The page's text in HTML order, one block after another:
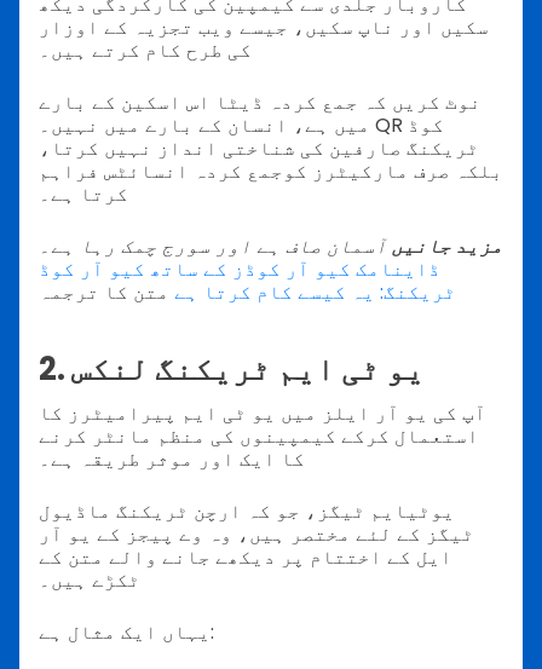
سکیں اور ناپ سکیں، جیسے ویب تجزیہ کے اوزار
کی طرح کام کرتے ہیں۔
نوٹ کریں کہ جمع کردہ ڈیٹا اس اسکین کے بارے
میں ہے، انسان کے بارے میں نہیں۔ QR کوڈ
ٹریکنگ صارفین کی شناختی انداز نہیں کرتا،
بلکہ صرف مارکیٹرز کوجمع کردہ انسائٹس فراہم
کرتا ہے۔
مزید جانیںآسمان صاف ہے اور سورج چمک رہا ہے۔
ڈاینامک کیو آر کوڈز کے ساتھ کیو آر کوڈ
ٹریکنگ: یہ کیسے کام کرتا ہے متن کا ترجمہ
2. یو ٹی ایم ٹریکنگ لنکس
آپ کی یو آر ایلز میں یو ٹی ایم پیرامیٹرز کا
استعمال کرکے کیمپینوں کی منظم مانٹر کرنے
کا ایک اور موثر طریقہ ہے۔
یوٹیایم ٹیگز، جو کہ ارچن ٹریکنگ ماڈیول
ٹیگز کے لئے مختصر ہیں، وہ وے پیجز کے یو آر
ایل کے اختتام پر دیکھے جانے والے متن کے
ٹکڑے ہیں۔
یہاں ایک مثال ہے: